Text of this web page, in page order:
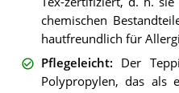
chemischen
hautfreundlich für
Pflegeleicht: Der
Polypropylen, das als